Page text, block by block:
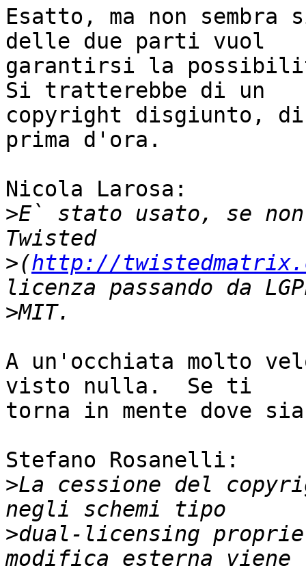
Esatto, ma non
delle due parti vuol
garantirsi la
Si tratterebbe di un
copyright disgiunto,
prima d'ora.
Nicola Larosa:
>E` stato usato, se
>(http://
>
A un'occhiata molto
visto nulla.  Se ti
torna in mente dove
Stefano Rosanelli:
>La cessione del
>dual-licensing